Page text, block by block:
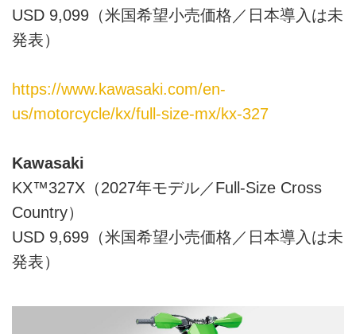
USD 9,099（米国希望小売価格／日本導入は未
発表）
https://www.kawasaki.com/en-
us/motorcycle/kx/full-size-mx/kx-327
Kawasaki
KX™327X（2027年モデル／Full-Size Cross
Country）
USD 9,699（米国希望小売価格／日本導入は未
発表）